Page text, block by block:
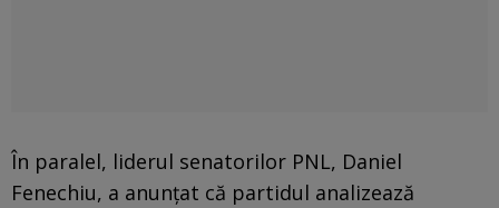
În paralel, liderul senatorilor PNL, Daniel
Fenechiu, a anunțat că partidul analizează